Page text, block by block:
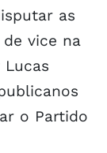
as
de vice na
o Partido